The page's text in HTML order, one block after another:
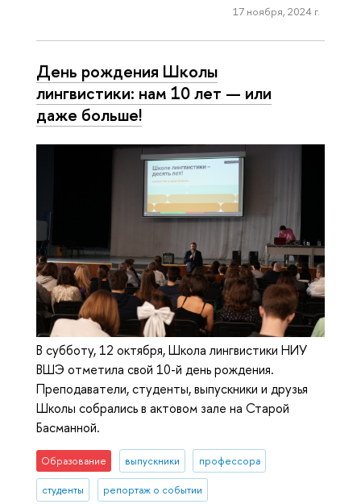
17 ноября, 2024 г.
День рождения Школы
лингвистики: нам 10 лет — или
даже больше!
В субботу, 12 октября, Школа лингвистики НИУ
ВШЭ отметила свой 10-й день рождения.
Преподаватели, студенты, выпускники и друзья
Школы собрались в актовом зале на Старой
Басманной.
Образование выпускники профессора
студенты репортаж о событии